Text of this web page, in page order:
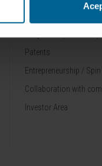
Patents
Entrepreneurship /
Collaboration with
Investor Area